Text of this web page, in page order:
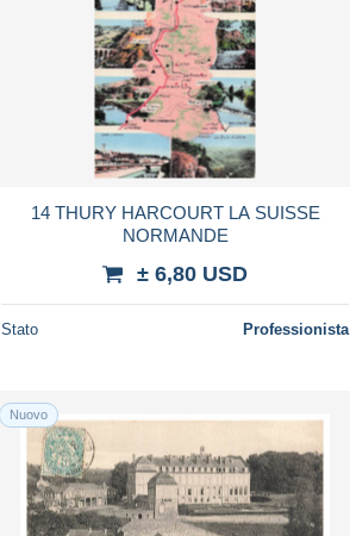
14 THURY HARCOURT LA SUISSE
NORMANDE
± 6,80 USD
Stato Professionista
Nuovo